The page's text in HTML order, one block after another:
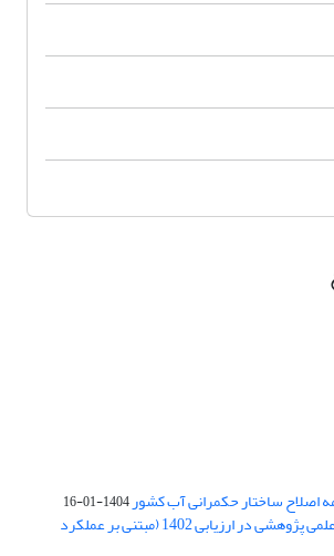
اصلاح ساختار حکمرانی آب کشور1404-01-16
کسب رتبه الف مجلات علمی پژوهشی در ارزیابی 1402 (مبتنی بر عملکرد